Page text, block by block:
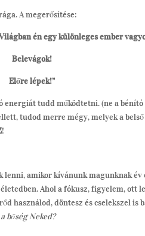
A megerősítése:
én egy különleges ember
Belevágok!
Előre lépek!”
energiát tudd működtetni. (ne a
tudod merre mégy, melyek a
!
lenni, amikor kívánunk magunknak
Ahol a fókusz, figyelem, ott
használod, döntesz és cselekszel
bőség Neked?